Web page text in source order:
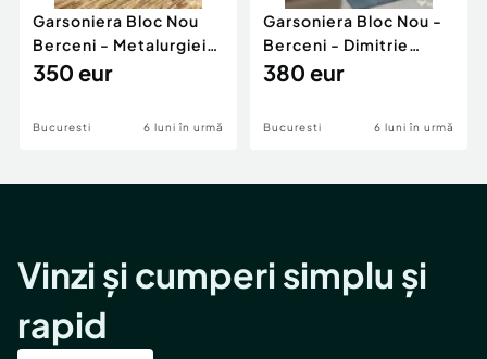
Garsoniera Bloc Nou
Berceni - Metalurgiei
Park - Postalionul
350 eur
Bucuresti 6 luni în urmă
Garsoniera Bloc Nou -
Berceni - Dimitrie
Leonida
380 eur
Bucuresti 6 luni în urmă
Vinzi și cumperi simplu și
rapid